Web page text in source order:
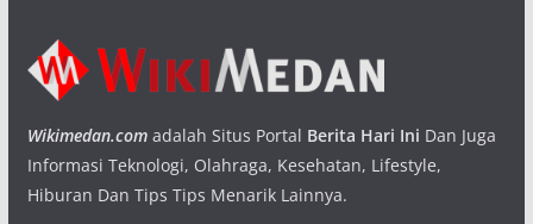
Wikimedan.comadalah Situs Portal Berita Hari Ini Dan Juga
Informasi Teknologi, Olahraga, Kesehatan, Lifestyle,
Hiburan Dan Tips Tips Menarik Lainnya.